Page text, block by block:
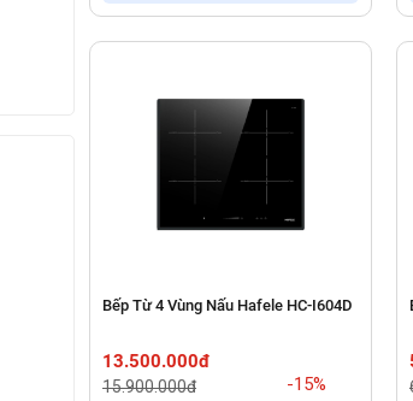
Bếp Từ 4 Vùng Nấu Hafele HC-I604D
13.500.000đ
15.900.000đ -15%